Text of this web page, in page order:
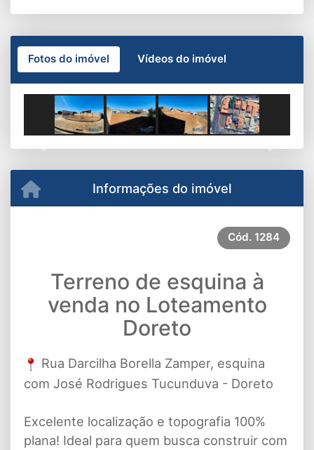
Fotos do imóvel Vídeos do imóvel
Informações do imóvel
Cód. 1284
Terreno de esquina à
venda no Loteamento
Doreto
Rua Darcilha Borella Zamper, esquina
com José Rodrigues Tucunduva - Doreto
Excelente localização e topografia 100%
plana! Ideal para quem busca construir com